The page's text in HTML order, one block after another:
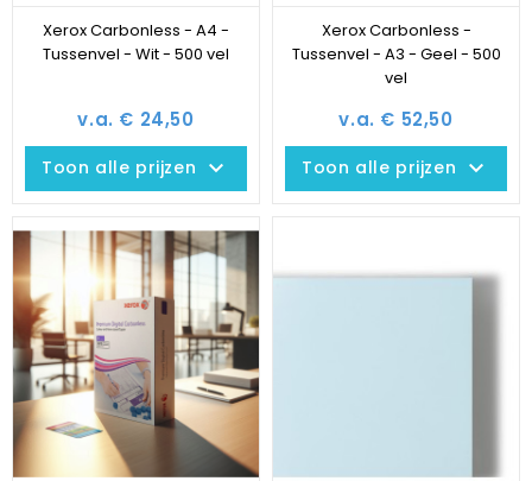
Xerox Carbonless - A4 -
Tussenvel - Wit - 500 vel
v.a. € 24,50
Toon alle prijzen keyboard_arrow_down
Xerox Carbonless -
Tussenvel - A3 - Geel - 500
vel
v.a. € 52,50
Toon alle prijzen keyboard_arrow_down